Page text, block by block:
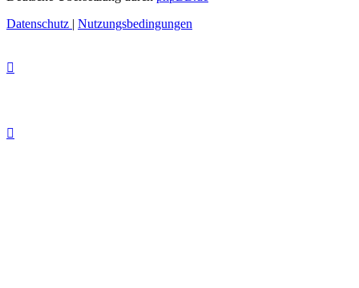
Datenschutz | Nutzungsbedingungen